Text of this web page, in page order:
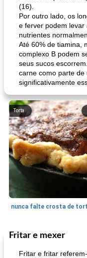
(16).
Por outro lado, os
e ferver podem levar
nutrientes
Até 60% de tiamina,
complexo B podem
seus sucos
carne como parte
significativamente
Torta
nunca falte crosta de
Feriados e Eventos
Fritar e mexer
Fritar e fritar